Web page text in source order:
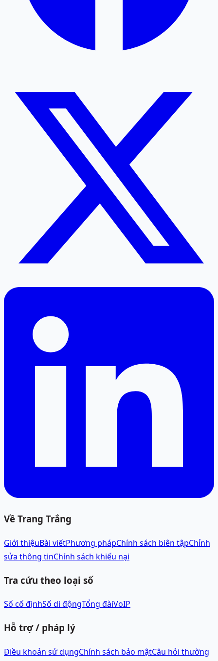
Về Trang Trắng
Giới thiệuBài viếtPhương phápChính sách biên tậpChỉnh
sửa thông tinChính sách khiếu nại
Tra cứu theo loại số
Số cố địnhSố di độngTổng đàiVoIP
Hỗ trợ / pháp lý
Điều khoản sử dụngChính sách bảo mậtCâu hỏi thường